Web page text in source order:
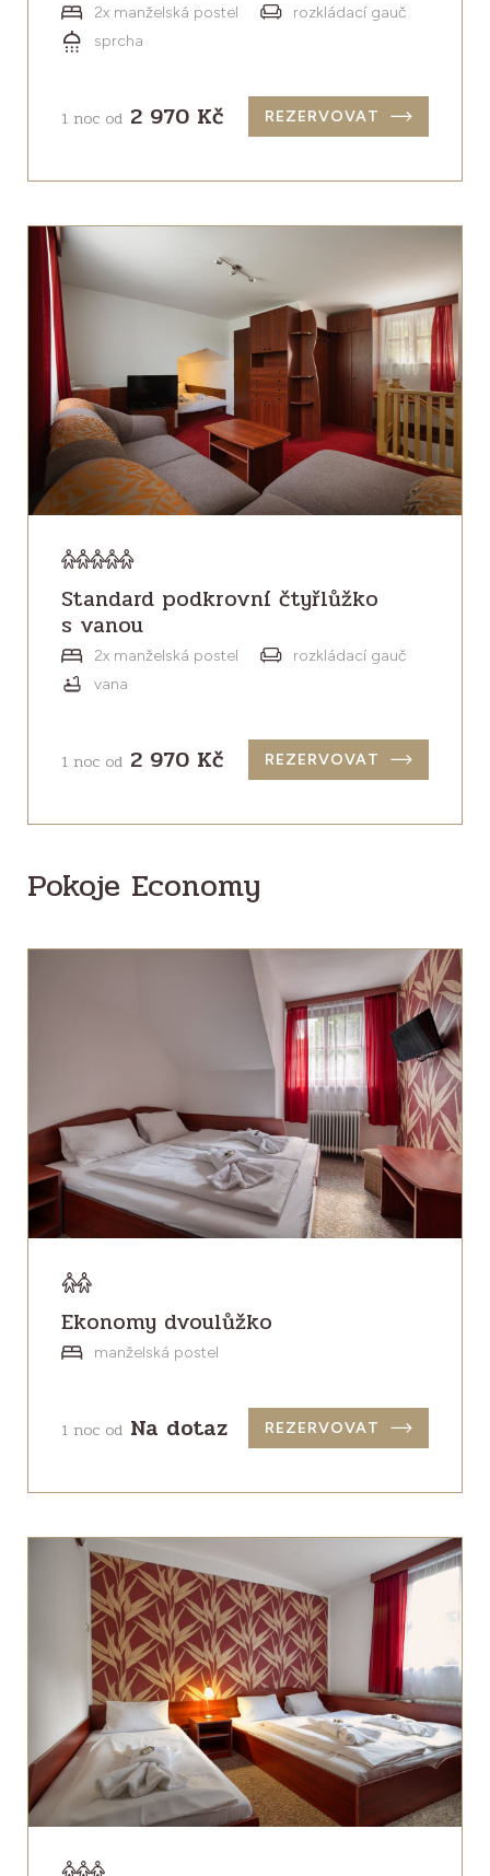
2x manželská postel
rozkládací gauč
sprcha
1 noc od 2 970 Kč REZERVOVAT
Standard podkrovní čtyřlůžko
s vanou
2x manželská postel
rozkládací gauč
vana
1 noc od 2 970 Kč REZERVOVAT
Pokoje Economy
Ekonomy dvoulůžko
manželská postel
1 noc od Na dotaz REZERVOVAT